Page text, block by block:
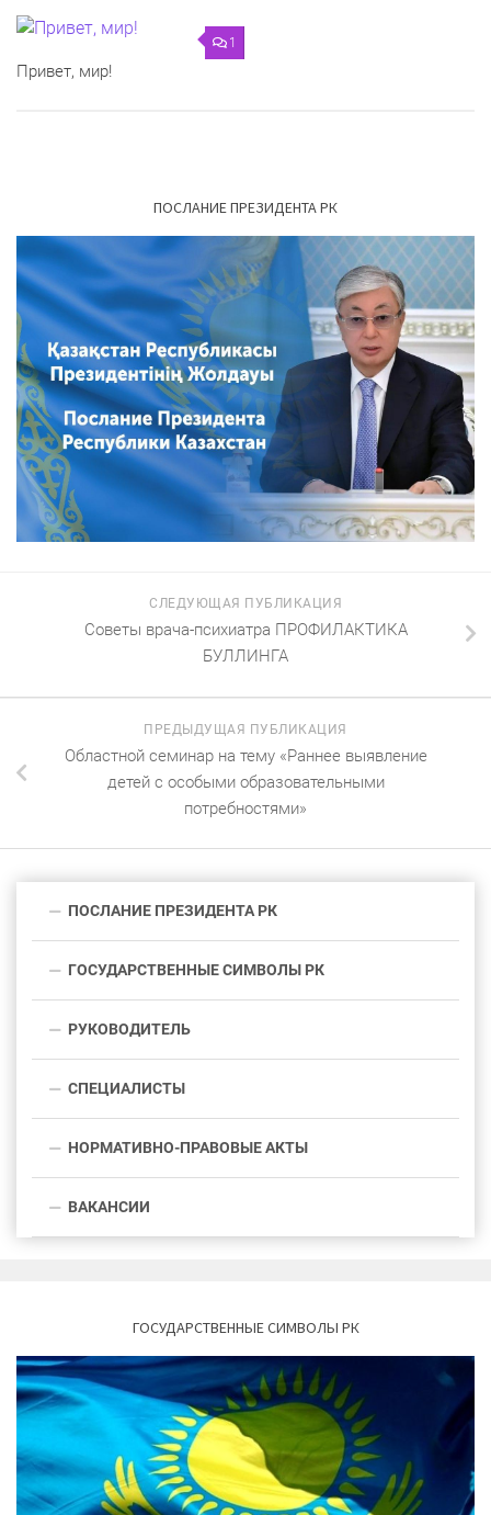
1
Привет, мир!
ПОСЛАНИЕ ПРЕЗИДЕНТА РК
СЛЕДУЮЩАЯ ПУБЛИКАЦИЯ
Советы врача-психиатра ПРОФИЛАКТИКА
БУЛЛИНГА
ПРЕДЫДУЩАЯ ПУБЛИКАЦИЯ
Областной семинар на тему «Раннее выявление
детей с особыми образовательными
потребностями»
ПОСЛАНИЕ ПРЕЗИДЕНТА РК
ГОСУДАРСТВЕННЫЕ СИМВОЛЫ РК
РУКОВОДИТЕЛЬ
СПЕЦИАЛИСТЫ
НОРМАТИВНО-ПРАВОВЫЕ АКТЫ
ВАКАНСИИ
ГОСУДАРСТВЕННЫЕ СИМВОЛЫ РК